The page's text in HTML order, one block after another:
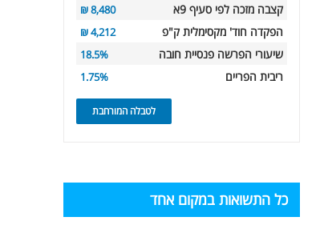
קצבה מזכה לפי סעיף 9א 8,480 ₪
הפקדה חוד' מקסימלית ק"פ 4,212 ₪
שיעורי הפרשה פנסיית חובה 18.5%
ריבית הפריים 1.75%
לטבלה המורחבת
כל התשואות במקום אחד